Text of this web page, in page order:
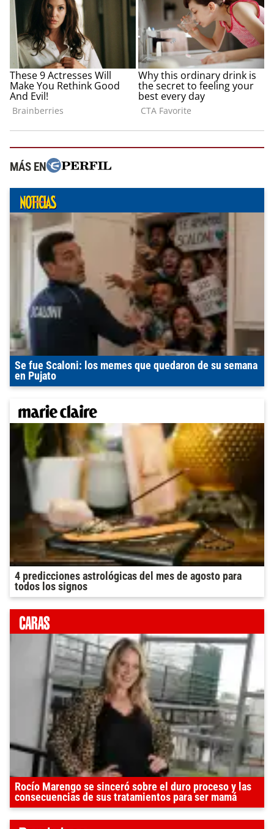
MÁS EN
Se fue Scaloni: los memes que quedaron de su semana
en Pujato
4 predicciones astrológicas del mes de agosto para
todos los signos
Rocío Marengo se sinceró sobre el duro proceso y las
consecuencias de sus tratamientos para ser mamá